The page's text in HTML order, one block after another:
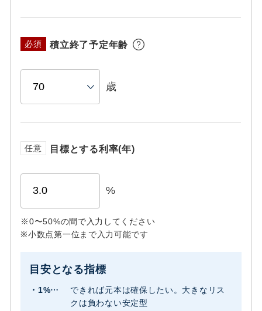
必須 積立終了予定年齢
歳
任意 目標とする利率(年)
%
※0〜50%の間で入力してください
※小数点第一位まで入力可能です
目安となる指標
できれば元本は確保したい。大きなリス
クは負わない安定型